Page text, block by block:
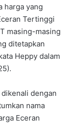
harga yang
Tertinggi
masing-masing
ditetapkan
Heppy dalam
dikenali dengan
nama
Eceran